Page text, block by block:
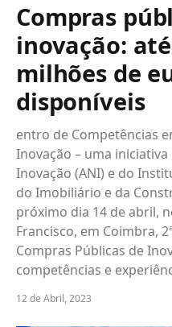
Compras
inovação:
milhões de
disponíveis
entro de Competências
Inovação – uma
Inovação (ANI) e do
do Imobiliário e da
próximo dia 14 de abril,
Francisco, em Coimbra,
Compras Públicas de
competências e
12 de Abril, 2023